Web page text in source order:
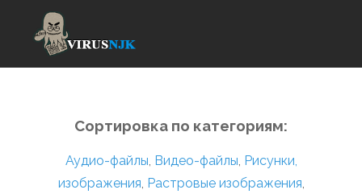
Сортировка по категориям:
Аудио-файлы, Видео-файлы, Рисунки,
изображения, Растровые изображения,